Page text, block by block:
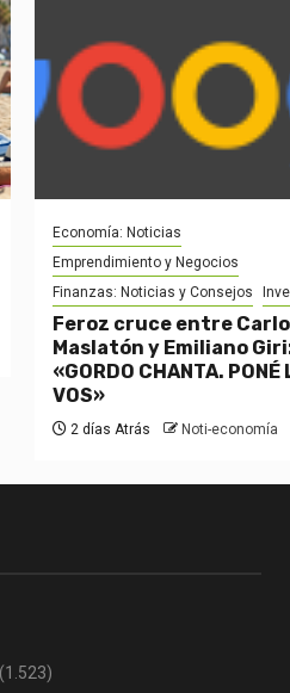
Economía: Noticias
Emprendimiento y Negocios
Finanzas: Noticias y Consejos
Feroz cruce entre
Maslatón y Emiliano
«GORDO CHANTA. PONÉ
VOS»
2 días Atrás Noti-economía
(1.523)